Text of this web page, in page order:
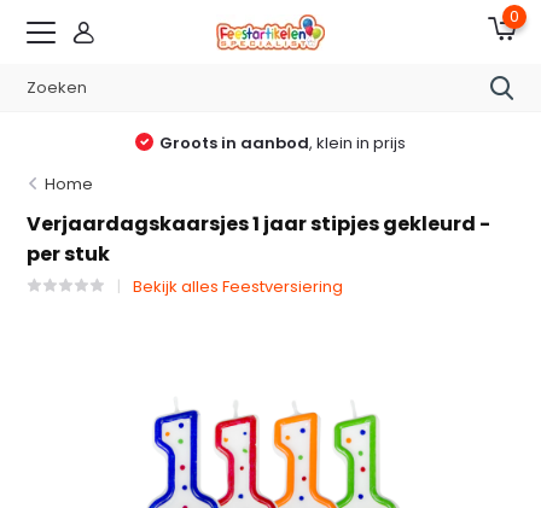
0
Groots in aanbod, klein in prijs
Home
Verjaardagskaarsjes 1 jaar stipjes gekleurd -
per stuk
Bekijk alles Feestversiering